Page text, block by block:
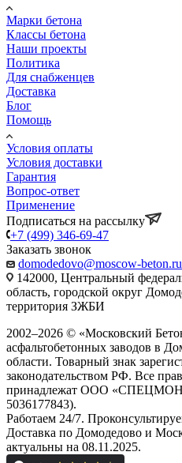
Марки бетона
Классы бетона
Наши проекты
Политика
Для снабженцев
Доставка
Блог
Помощь
Условия оплаты
Условия доставки
Гарантия
Вопрос-ответ
Применение
Подписаться на рассылку
+7 (499) 346-69-47
Заказать звонок
domodedovo@moscow-beton.ru
142000, Центральный
область, городской округ
территория ЗЖБИ
2002–2026 © «Московский
асфальтобетонных заводов в
области. Товарный знак
законодательством РФ. Все
принадлежат ООО
5036177843).
Работаем 24/7.
Доставка по Домодедово и
актуальны на 08.11.2025.